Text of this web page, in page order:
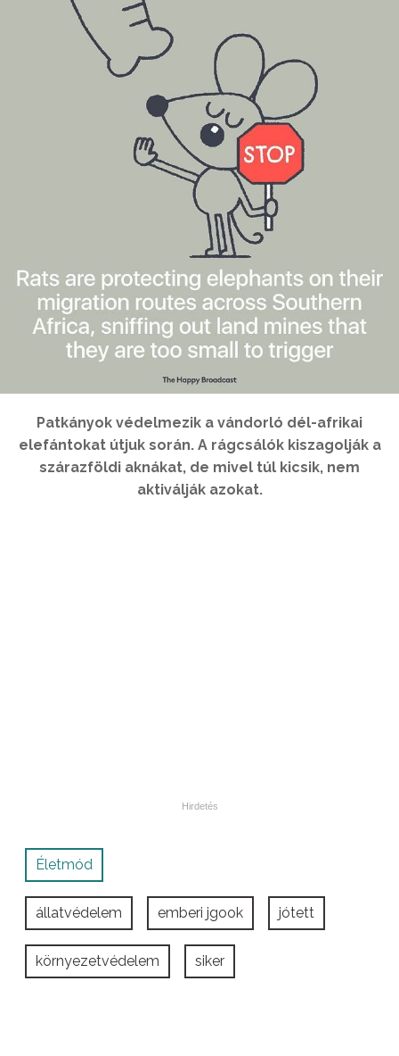
Patkányok védelmezik a vándorló dél-afrikai
elefántokat útjuk során. A rágcsálók kiszagolják a
szárazföldi aknákat, de mivel túl kicsik, nem
aktiválják azokat.
Életmód
állatvédelem emberi jgook jótett
környezetvédelem siker